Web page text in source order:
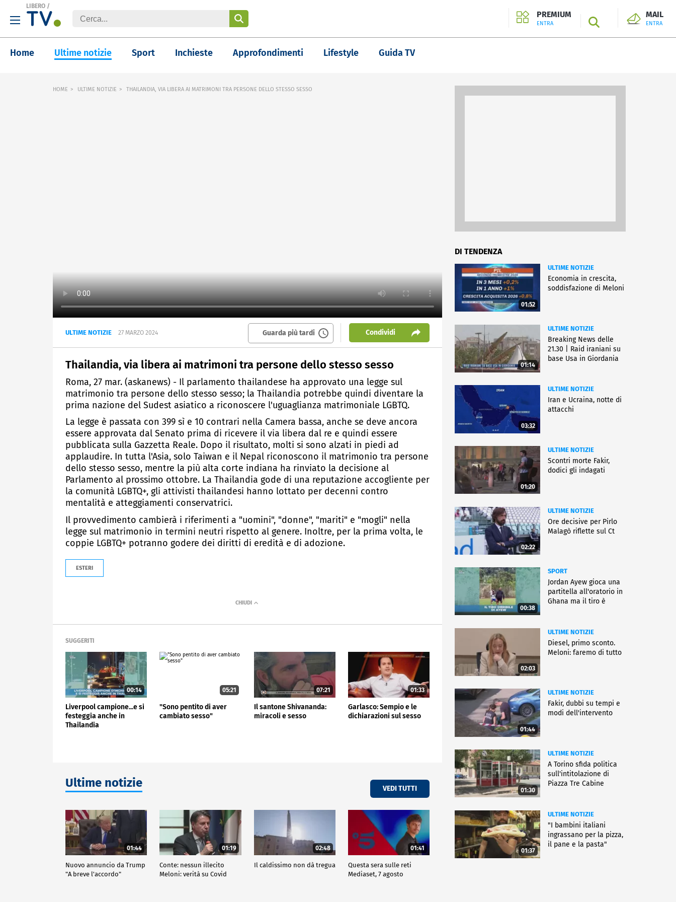
LIBERO /
PREMIUM
ENTRA SEARCH
MAIL
ENTRA
Home Ultime notizie Sport Inchieste Approfondimenti Lifestyle Guida TV
HOME ULTIME NOTIZIE THAILANDIA, VIA LIBERA AI MATRIMONI TRA PERSONE DELLO STESSO SESSO
ULTIME NOTIZIE 27 MARZO 2024 Guarda più tardi Condividi
Thailandia, via libera ai matrimoni tra persone dello stesso sesso
Roma, 27 mar. (askanews) - Il parlamento thailandese ha approvato una legge sul
matrimonio tra persone dello stesso sesso; la Thailandia potrebbe quindi diventare la
prima nazione del Sudest asiatico a riconoscere l'uguaglianza matrimoniale LGBTQ.
La legge è passata con 399 sì e 10 contrari nella Camera bassa, anche se deve ancora
essere approvata dal Senato prima di ricevere il via libera dal re e quindi essere
pubblicata sulla Gazzetta Reale. Dopo il risultato, molti si sono alzati in piedi ad
applaudire. In tutta l'Asia, solo Taiwan e il Nepal riconoscono il matrimonio tra persone
dello stesso sesso, mentre la più alta corte indiana ha rinviato la decisione al
Parlamento al prossimo ottobre. La Thailandia gode di una reputazione accogliente per
la comunità LGBTQ+, gli attivisti thailandesi hanno lottato per decenni contro
mentalità e atteggiamenti conservatrici.
Il provvedimento cambierà i riferimenti a "uomini", "donne", "mariti" e "mogli" nella
legge sul matrimonio in termini neutri rispetto al genere. Inoltre, per la prima volta, le
coppie LGBTQ+ potranno godere dei diritti di eredità e di adozione.
ESTERI
SUGGERITI
00:14
Liverpool campione...e si
festeggia anche in
Thailandia
05:21
"Sono pentito di aver
cambiato sesso"
07:21
Il santone Shivananda:
miracoli e sesso
01:33
Garlasco: Sempio e le
dichiarazioni sul sesso
Ultime notizie VEDI TUTTI
01:44
Nuovo annuncio da Trump
"A breve l'accordo"
01:19
Conte: nessun illecito
Meloni: verità su Covid
02:48
Il caldissimo non dà tregua
01:41
Questa sera sulle reti
Mediaset, 7 agosto
DI TENDENZA
01:52
ULTIME NOTIZIE
Economia in crescita,
soddisfazione di Meloni
01:14
ULTIME NOTIZIE
Breaking News delle
21.30 | Raid iraniani su
base Usa in Giordania
03:32
ULTIME NOTIZIE
Iran e Ucraina, notte di
attacchi
01:20
ULTIME NOTIZIE
Scontri morte Fakir,
dodici gli indagati
02:22
ULTIME NOTIZIE
Ore decisive per Pirlo
Malagò riflette sul Ct
00:38
SPORT
Jordan Ayew gioca una
partitella all'oratorio in
Ghana ma il tiro è
02:03
ULTIME NOTIZIE
Diesel, primo sconto.
Meloni: faremo di tutto
01:44
ULTIME NOTIZIE
Fakir, dubbi su tempi e
modi dell'intervento
01:30
ULTIME NOTIZIE
A Torino sfida politica
sull'intitolazione di
Piazza Tre Cabine
01:37
ULTIME NOTIZIE
"I bambini italiani
ingrassano per la pizza,
il pane e la pasta"